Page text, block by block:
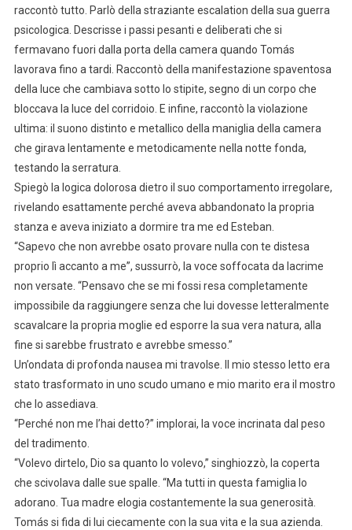
raccontò tutto. Parlò della straziante escalation della sua guerra
psicologica. Descrisse i passi pesanti e deliberati che si
fermavano fuori dalla porta della camera quando Tomás
lavorava fino a tardi. Raccontò della manifestazione spaventosa
della luce che cambiava sotto lo stipite, segno di un corpo che
bloccava la luce del corridoio. E infine, raccontò la violazione
ultima: il suono distinto e metallico della maniglia della camera
che girava lentamente e metodicamente nella notte fonda,
testando la serratura.
Spiegò la logica dolorosa dietro il suo comportamento irregolare,
rivelando esattamente perché aveva abbandonato la propria
stanza e aveva iniziato a dormire tra me ed Esteban.
“Sapevo che non avrebbe osato provare nulla con te distesa
proprio lì accanto a me”, sussurrò, la voce soffocata da lacrime
non versate. “Pensavo che se mi fossi resa completamente
impossibile da raggiungere senza che lui dovesse letteralmente
scavalcare la propria moglie ed esporre la sua vera natura, alla
fine si sarebbe frustrato e avrebbe smesso.”
Un’ondata di profonda nausea mi travolse. Il mio stesso letto era
stato trasformato in uno scudo umano e mio marito era il mostro
che lo assediava.
“Perché non me l’hai detto?” implorai, la voce incrinata dal peso
del tradimento.
“Volevo dirtelo, Dio sa quanto lo volevo,” singhiozzò, la coperta
che scivolava dalle sue spalle. “Ma tutti in questa famiglia lo
adorano. Tua madre elogia costantemente la sua generosità.
Tomás si fida di lui ciecamente con la sua vita e la sua azienda.